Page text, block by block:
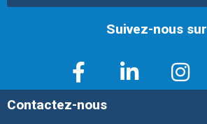
Suivez-nous sur
Contactez-nous